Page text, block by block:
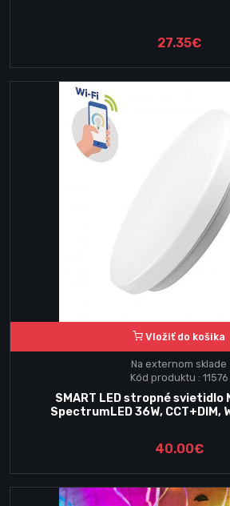
27.35€
Vložiť do košika
Na externom sklade
Kód produktu : 11576
SMART LED stropné svietidlo
SpectrumLED 36W, CCT+DIM,
40.00€